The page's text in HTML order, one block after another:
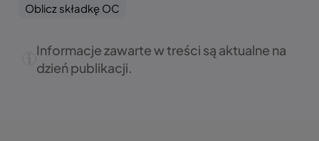
Oblicz składkę OC
Informacje zawarte w treści są aktualne na
dzień publikacji.